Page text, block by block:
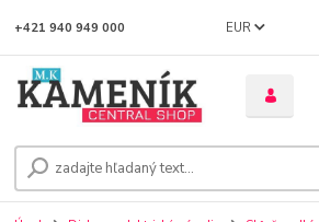
EUR
+421 940 949 000